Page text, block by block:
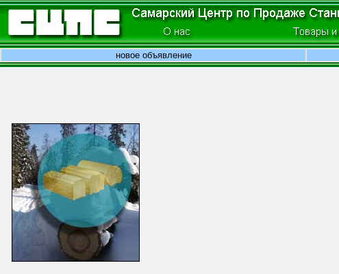
новое объявление